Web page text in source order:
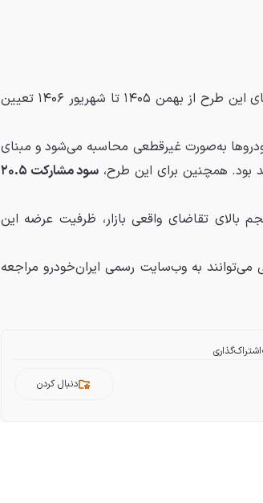
بر اساس اعلام ایران‌خودرو، موعد تحویل خودروهای این طرح از بهمن ۱۴۰۵ تا شهریور ۱۴۰۶ تعیین
به‌صورت غیرقطعی محاسبه می‌شود و مبنای
بود. همچنین برای این طرح،
سود مشارکت ۲۰.۵
بالای تقاضای واقعی بازار، ظرفیت عرضه این
می‌توانند به وب‌سایت رسمی ایران‌خودرو مراجعه
اشتراک‌گذاری
دنبال کردن